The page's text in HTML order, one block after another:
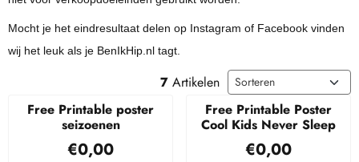
Mocht je het eindresultaat delen op Instagram of Facebook vinden
wij het leuk als je BenIkHip.nl tagt.
7 Artikelen Sorteermethode
Free Printable poster
seizoenen
Prijs: 0,00
€0,00
Free Printable Poster
Cool Kids Never Sleep
Prijs: 0,00
€0,00